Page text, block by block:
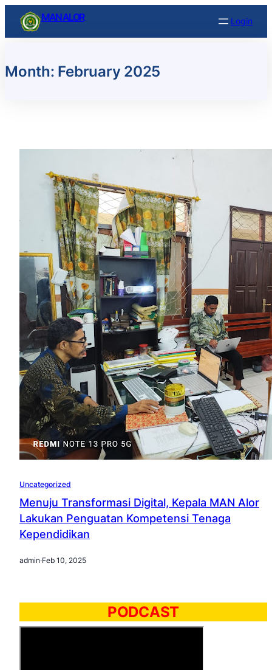
MAN ALOR Login
Month: February 2025
Uncategorized
Menuju Transformasi Digital, Kepala MAN Alor
Lakukan Penguatan Kompetensi Tenaga
Kependidikan
admin·Feb 10, 2025
PODCAST